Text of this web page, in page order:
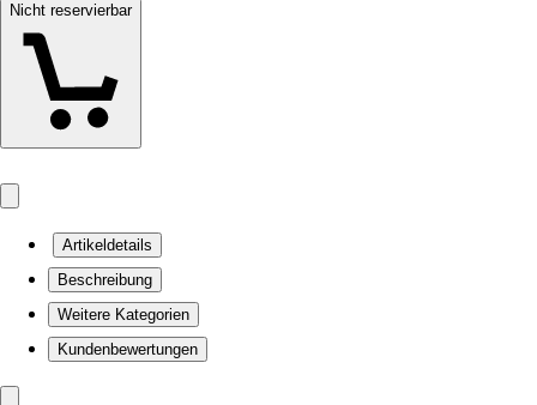
Nicht reservierbar
Artikeldetails
Beschreibung
Weitere Kategorien
Kundenbewertungen